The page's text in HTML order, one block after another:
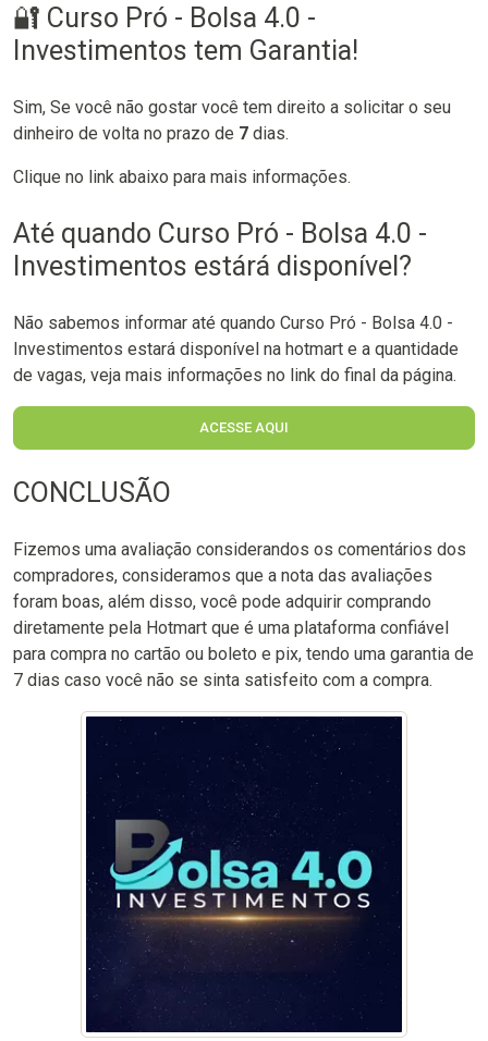
🔐 Curso Pró - Bolsa 4.0 -
Investimentos tem Garantia!
Sim, Se você não gostar você tem direito a solicitar o seu
dinheiro de volta no prazo de 7 dias.
Clique no link abaixo para mais informações.
Até quando Curso Pró - Bolsa 4.0 -
Investimentos estárá disponível?
Não sabemos informar até quando Curso Pró - Bolsa 4.0 -
Investimentos estará disponível na hotmart e a quantidade
de vagas, veja mais informações no link do final da página.
ACESSE AQUI
CONCLUSÃO
Fizemos uma avaliação considerandos os comentários dos
compradores, consideramos que a nota das avaliações
foram boas, além disso, você pode adquirir comprando
diretamente pela Hotmart que é uma plataforma confiável
para compra no cartão ou boleto e pix, tendo uma garantia de
7 dias caso você não se sinta satisfeito com a compra.